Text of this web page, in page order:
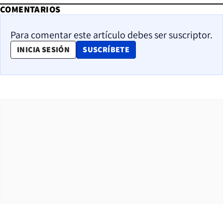
COMENTARIOS
Para comentar este artículo debes ser suscriptor.
INICIA SESIÓN SUSCRÍBETE
OPENS IN NEW WINDOW